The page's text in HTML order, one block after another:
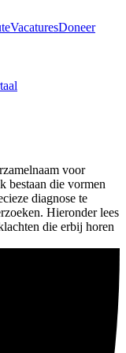
VacaturesDoneer
voor
bestaan die vormen
diagnose te
Hieronder lees
die erbij horen